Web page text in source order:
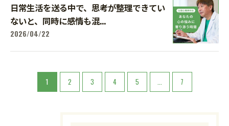
日常生活を送る中で、思考が整理できてい
ないと、同時に感情も混...
2026/04/22
1 2 3 4 5 ... 7